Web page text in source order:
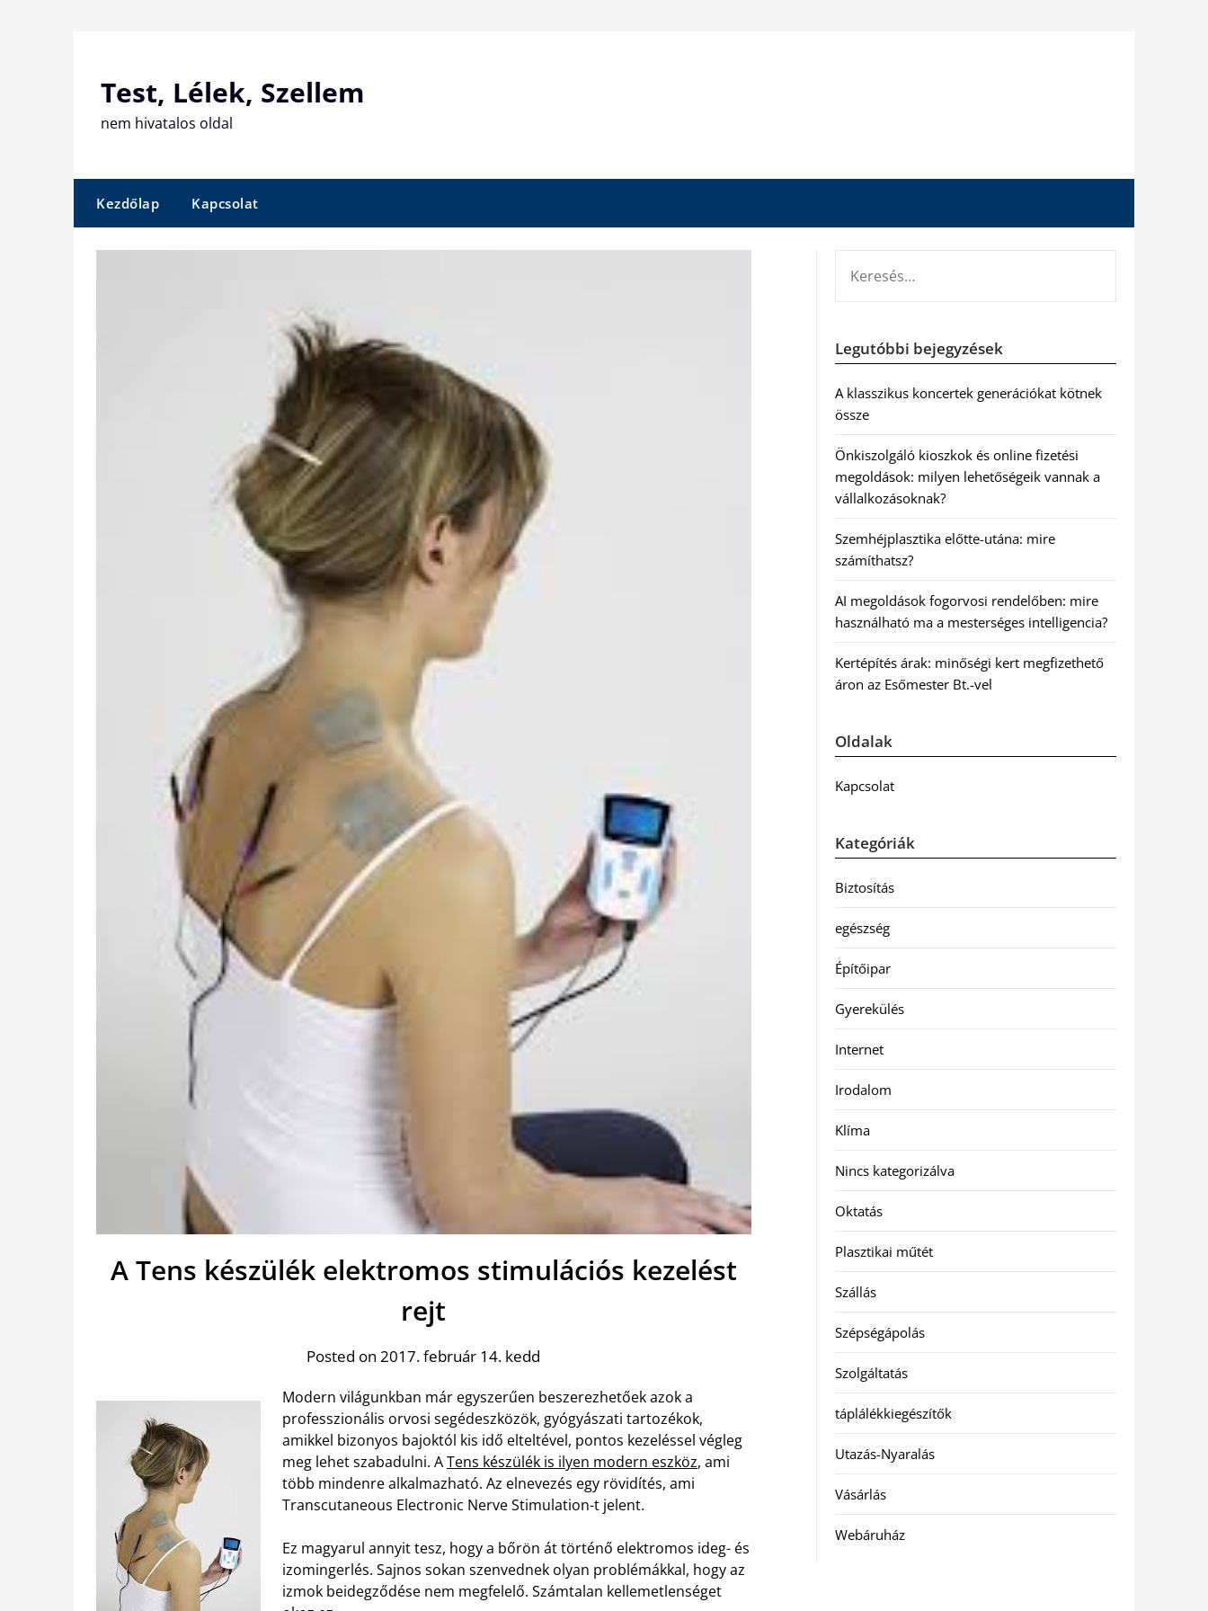
Test, Lélek, Szellem
nem hivatalos oldal
Kezdőlap Kapcsolat
A Tens készülék elektromos stimulációs kezelést
rejt
Posted on 2017. február 14. kedd
Modern világunkban már egyszerűen beszerezhetőek azok a
professzionális orvosi segédeszközök, gyógyászati tartozékok,
amikkel bizonyos bajoktól kis idő elteltével, pontos kezeléssel végleg
meg lehet szabadulni. ATens készülék is ilyen modern eszköz, ami
több mindenre alkalmazható. Az elnevezés egy rövidítés, ami
Transcutaneous Electronic Nerve Stimulation-t jelent.
Ez magyarul annyit tesz, hogy a bőrön át történő elektromos ideg- és
izomingerlés. Sajnos sokan szenvednek olyan problémákkal, hogy az
izmok beidegződése nem megfelelő. Számtalan kellemetlenséget
Legutóbbi bejegyzések
A klasszikus koncertek generációkat kötnek
össze
Önkiszolgáló kioszkok és online fizetési
megoldások: milyen lehetőségeik vannak a
vállalkozásoknak?
Szemhéjplasztika előtte-utána: mire
számíthatsz?
AI megoldások fogorvosi rendelőben: mire
használható ma a mesterséges intelligencia?
Kertépítés árak: minőségi kert megfizethető
áron az Esőmester Bt.-vel
Oldalak
Kapcsolat
Kategóriák
Biztosítás
egészség
Építőipar
Gyerekülés
Internet
Irodalom
Klíma
Nincs kategorizálva
Oktatás
Plasztikai műtét
Szállás
Szépségápolás
Szolgáltatás
táplálékkiegészítők
Utazás-Nyaralás
Vásárlás
Webáruház